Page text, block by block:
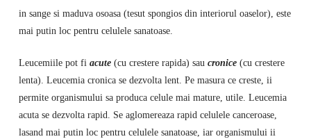
in sange si maduva osoasa (tesut spongios din interiorul oaselor), este
mai putin loc pentru celulele sanatoase.
Leucemiile pot fi acute (cu crestere rapida) sau cronice (cu crestere
lenta). Leucemia cronica se dezvolta lent. Pe masura ce creste, ii
permite organismului sa produca celule mai mature, utile. Leucemia
acuta se dezvolta rapid. Se aglomereaza rapid celulele canceroase,
lasand mai putin loc pentru celulele sanatoase, iar organismului ii